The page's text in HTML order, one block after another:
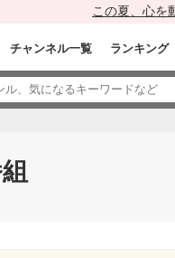
この夏、心を
チャンネル一覧 ランキング